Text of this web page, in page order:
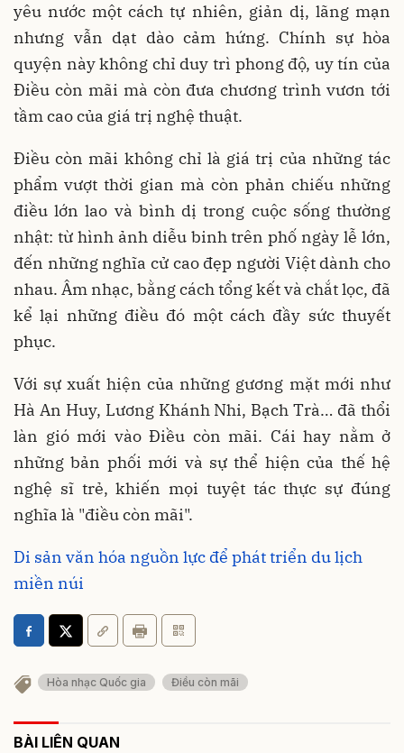
yêu nước một cách tự nhiên, giản dị, lãng mạn
nhưng vẫn dạt dào cảm hứng. Chính sự hòa
quyện này không chỉ duy trì phong độ, uy tín của
Điều còn mãi mà còn đưa chương trình vươn tới
tầm cao của giá trị nghệ thuật.
Điều còn mãi không chỉ là giá trị của những tác
phẩm vượt thời gian mà còn phản chiếu những
điều lớn lao và bình dị trong cuộc sống thường
nhật: từ hình ảnh diễu binh trên phố ngày lễ lớn,
đến những nghĩa cử cao đẹp người Việt dành cho
nhau. Âm nhạc, bằng cách tổng kết và chắt lọc, đã
kể lại những điều đó một cách đầy sức thuyết
phục.
Với sự xuất hiện của những gương mặt mới như
Hà An Huy, Lương Khánh Nhi, Bạch Trà… đã thổi
làn gió mới vào Điều còn mãi. Cái hay nằm ở
những bản phối mới và sự thể hiện của thế hệ
nghệ sĩ trẻ, khiến mọi tuyệt tác thực sự đúng
nghĩa là "điều còn mãi".
Di sản văn hóa nguồn lực để phát triển du lịch
miền núi
Hòa nhạc Quốc gia Điều còn mãi
BÀI LIÊN QUAN